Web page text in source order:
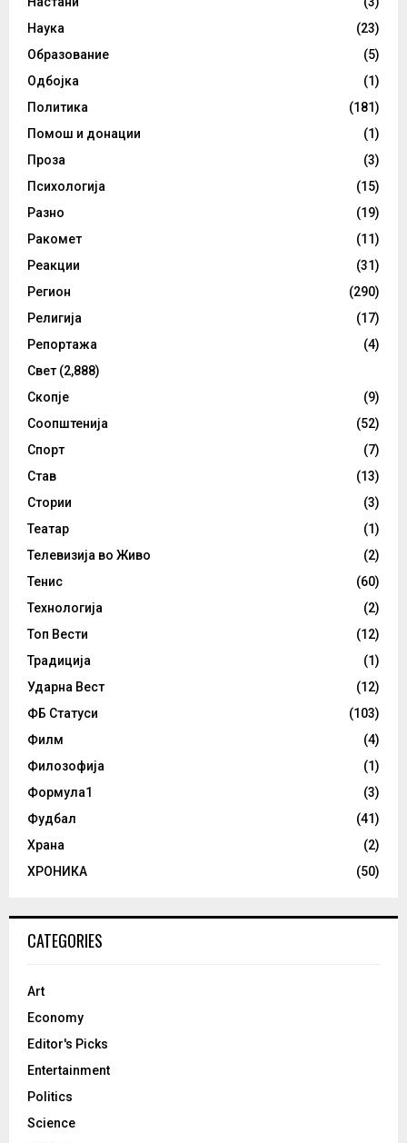
Наука
(23)
Образование
(5)
Одбојка
(1)
Политика
(181)
Помош и донации
(1)
Проза
(3)
Психологија
(15)
Разно
(19)
Ракомет
(11)
Реакции
(31)
Регион
(290)
Религија
(17)
Репортажа
(4)
Свет (2,888)
Скопје
(9)
Соопштенија
(52)
Спорт
(7)
Став
(13)
Стории
(3)
Театар
(1)
Телевизија во Живо
(2)
Тенис
(60)
Технологија
(2)
Топ Вести
(12)
Традиција
(1)
Ударна Вест
(12)
ФБ Статуси
(103)
Филм
(4)
Филозофија
(1)
Формула1
(3)
Фудбал
(41)
Храна
(2)
ХРОНИКА
(50)
CATEGORIES
Art
Economy
Editor's Picks
Entertainment
Politics
Science